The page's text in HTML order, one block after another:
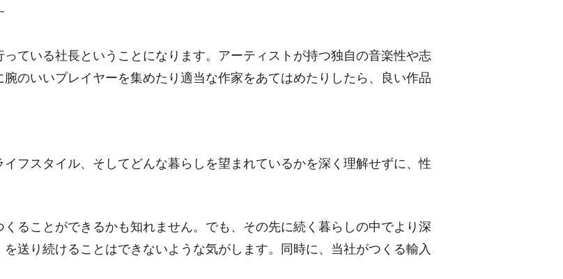
ている社長ということになります。アーティストが持つ独自の音楽性や志
のいいプレイヤーを集めたり適当な作家をあてはめたりしたら、良い作品
フスタイル、そしてどんな暮らしを望まれているかを深く理解せずに、性
ることができるかも知れません。でも、その先に続く暮らしの中でより深
送り続けることはできないような気がします。同時に、当社がつくる輸入